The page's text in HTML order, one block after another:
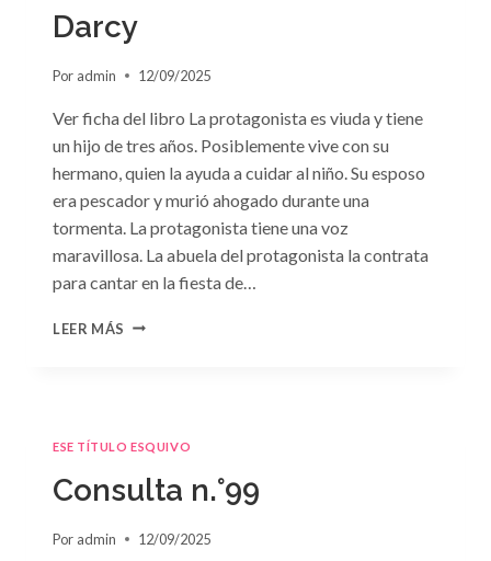
Darcy
Por admin 12/09/2025
Ver ficha del libro La protagonista es viuda y tiene
un hijo de tres años. Posiblemente vive con su
hermano, quien la ayuda a cuidar al niño. Su esposo
era pescador y murió ahogado durante una
tormenta. La protagonista tiene una voz
maravillosa. La abuela del protagonista la contrata
para cantar en la fiesta de…
LEER MÁS CONSULTA
DE
EMMA
DARCY
ESE TÍTULO ESQUIVO
Consulta n.°99
Por admin 12/09/2025